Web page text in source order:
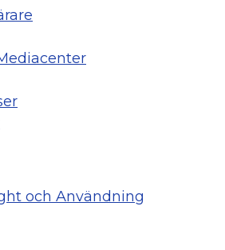
och Användning